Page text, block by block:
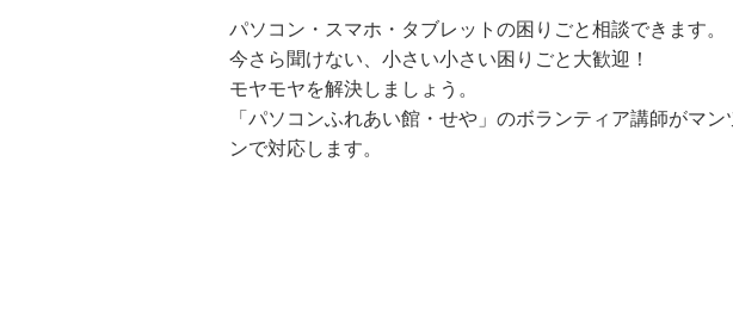
パソコン・スマホ・タブレットの困りごと相談できます。
今さら聞けない、小さい小さい困りごと大歓迎！
モヤモヤを解決しましょう。
「パソコンふれあい館・せや」のボランティア講師がマン
ンで対応します。